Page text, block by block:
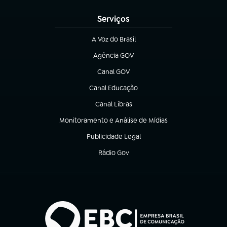
Serviços
A Voz do Brasil
(abre em nova aba)
Agência GOV
(abre em nova aba)
Canal GOV
(abre em nova aba)
Canal Educação
(abre em nova aba)
Canal Libras
(abre em nova aba)
Monitoramento e Análise de Mídias
(abre em nova aba)
Publicidade Legal
(abre em nova aba)
Rádio Gov
(abre em nova aba)